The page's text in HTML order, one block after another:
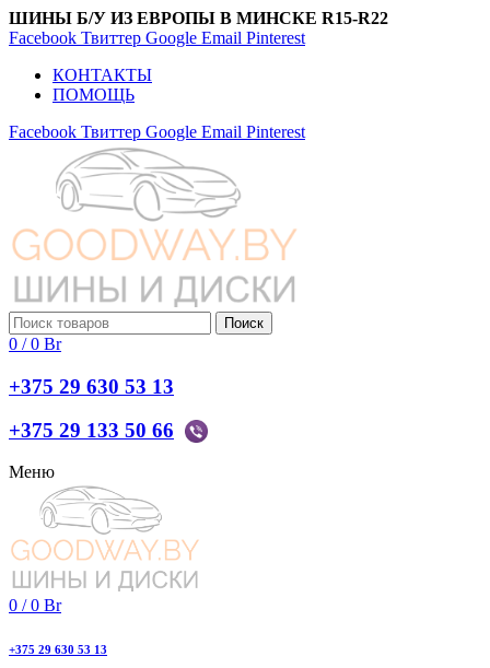
ШИНЫ Б/У ИЗ ЕВРОПЫ В МИНСКЕ R15-R22
Facebook Твиттер Google Email Pinterest
КОНТАКТЫ
ПОМОЩЬ
Facebook Твиттер Google Email Pinterest
Поиск
0 / 0 Br
+375 29 630 53 13
+375 29 133 50 66
Меню
0 / 0 Br
+375 29 630 53 13